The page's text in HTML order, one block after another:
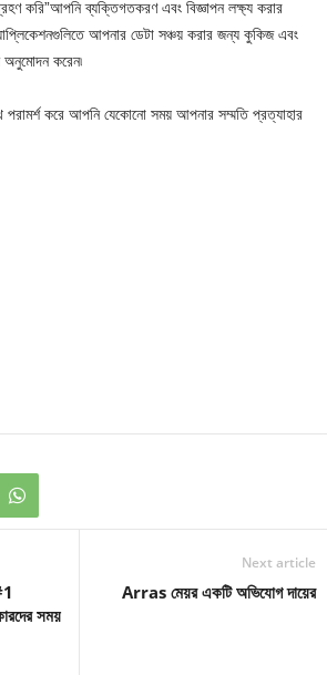
করি”আপনি ব্যক্তিগতকরণ এবং বিজ্ঞাপন লক্ষ্য করার
আপনার ডেটা সঞ্চয় করার জন্য কুকিজ এবং
অনুমোদন করেন৷
পরামর্শ করে আপনি যেকোনো সময় আপনার সম্মতি প্রত্যাহার
সময়
Next article
Arras মেয়র একটি অভিযোগ দায়ের